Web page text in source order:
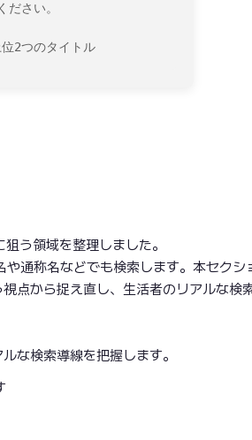
さい。
2つのタイトル
う領域を整理しました。
通称名などでも検索します。本セクシ
点から捉え直し、生活者のリアルな検
な検索導線を把握します。